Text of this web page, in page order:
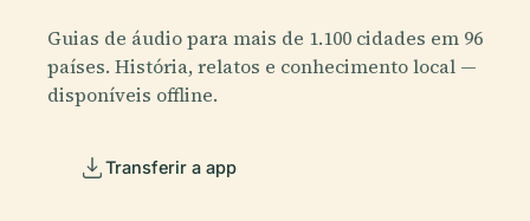
Guias de áudio para mais de 1.100 cidades em 96
países. História, relatos e conhecimento local —
disponíveis offline.
Transferir a app